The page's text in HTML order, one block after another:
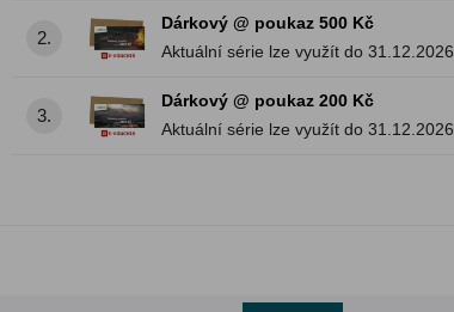
2.
Dárkový @ poukaz 500 Kč
Aktuální série lze využít do 31.12.2026.
3.
Dárkový @ poukaz 200 Kč
Aktuální série lze využít do 31.12.2026.